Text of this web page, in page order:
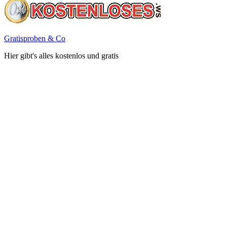
Gratisproben & Co
Hier gibt's alles kostenlos und gratis